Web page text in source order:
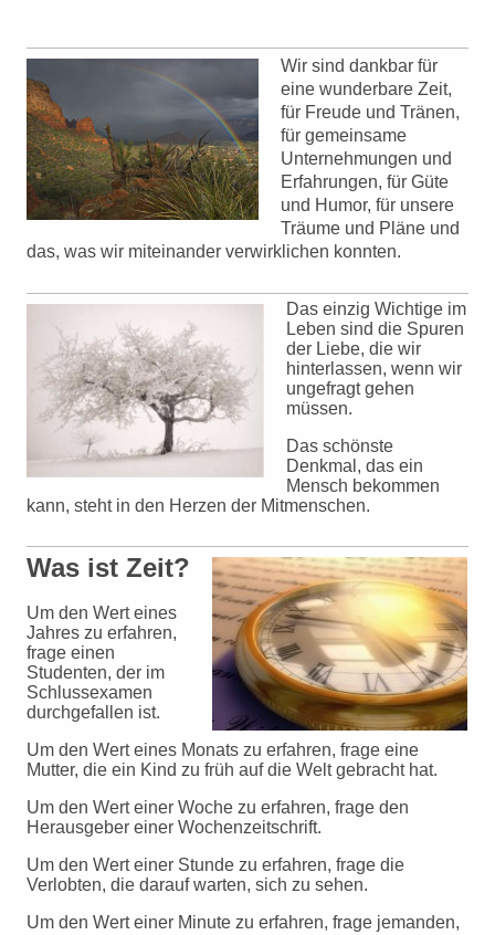
Wir sind dankbar für
eine wunderbare Zeit,
für Freude und Tränen,
für gemeinsame
Unternehmungen und
Erfahrungen, für Güte
und Humor, für unsere
Träume und Pläne und
das, was wir miteinander verwirklichen konnten.
Das einzig Wichtige im
Leben sind die Spuren
der Liebe, die wir
hinterlassen, wenn wir
ungefragt gehen
müssen.
Das schönste
Denkmal, das ein
Mensch bekommen
kann, steht in den Herzen der Mitmenschen.
Was ist Zeit?
Um den Wert eines
Jahres zu erfahren,
frage einen
Studenten, der im
Schlussexamen
durchgefallen ist.
Um den Wert eines Monats zu erfahren, frage eine
Mutter, die ein Kind zu früh auf die Welt gebracht hat.
Um den Wert einer Woche zu erfahren, frage den
Herausgeber einer Wochenzeitschrift.
Um den Wert einer Stunde zu erfahren, frage die
Verlobten, die darauf warten, sich zu sehen.
Um den Wert einer Minute zu erfahren, frage jemanden,